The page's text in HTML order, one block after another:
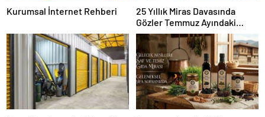
Kurumsal İnternet Rehberi
25 Yıllık Miras Davasında
Gözler Temmuz Ayındaki
Karar Duruşmasına Çevrildi